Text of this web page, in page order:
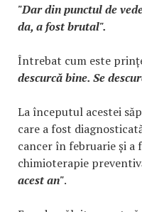
"Dar din punctul de
da, a fost brutal".
Întrebat cum este
descurcă bine. Se
La începutul acestei
care a fost
cancer în februarie și
chimioterapie
acest an".